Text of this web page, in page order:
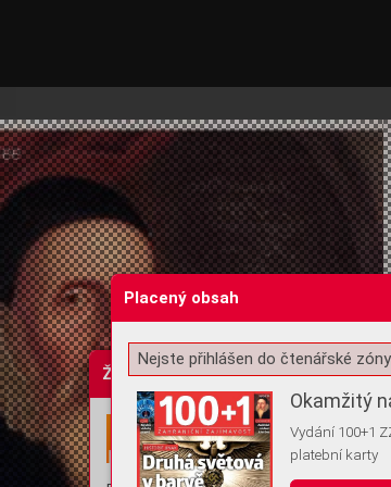
Žádost o souhlas s ukládáním
Placený obsah
Nejste přihlášen do čtenářské zóny
Okamžitý
Vydání 100+1
platební karty